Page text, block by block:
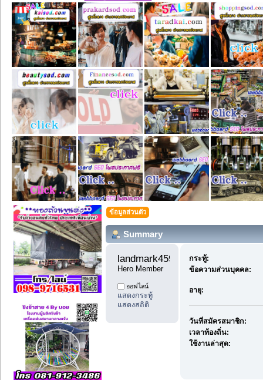
ข้อมูลส่วนตัว
Summary
Hero Member
ออฟไลน์
แสดงกระทู้
แสดงสถิติ
กระทู้:
ข้อความส่วนบุคคล:
อายุ:
วันที่สมัครสมาชิก:
เวลาท้องถิ่น:
ใช้งานล่าสุด: